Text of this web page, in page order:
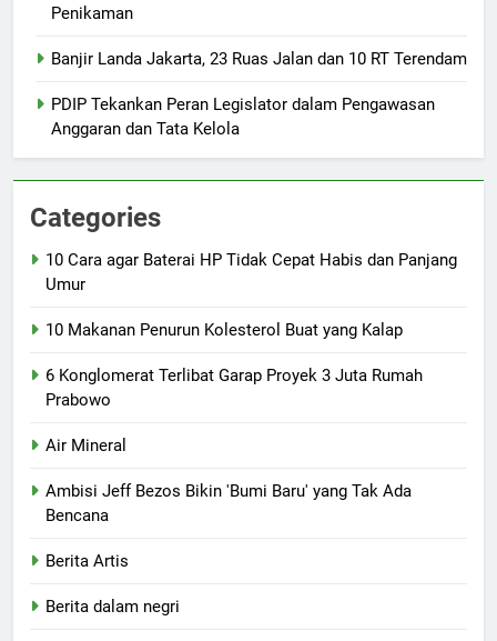
Penikaman
Banjir Landa Jakarta, 23 Ruas Jalan dan 10 RT Terendam
PDIP Tekankan Peran Legislator dalam Pengawasan
Anggaran dan Tata Kelola
Categories
10 Cara agar Baterai HP Tidak Cepat Habis dan Panjang
Umur
10 Makanan Penurun Kolesterol Buat yang Kalap
6 Konglomerat Terlibat Garap Proyek 3 Juta Rumah
Prabowo
Air Mineral
Ambisi Jeff Bezos Bikin 'Bumi Baru' yang Tak Ada
Bencana
Berita Artis
Berita dalam negri